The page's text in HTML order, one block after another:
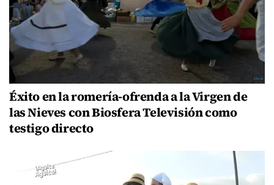
Éxito en la romería-ofrenda a la Virgen de
las Nieves con Biosfera Televisión como
testigo directo